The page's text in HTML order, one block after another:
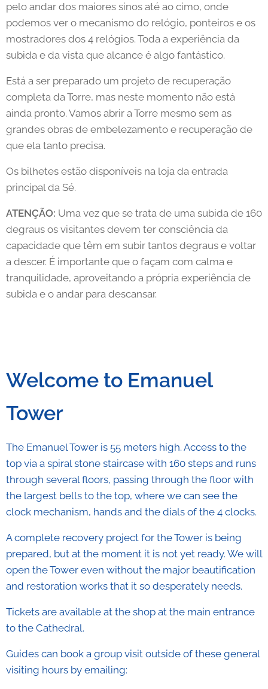
pelo andar dos maiores sinos até ao cimo, onde
podemos ver o mecanismo do relógio, ponteiros e os
mostradores dos 4 relógios. Toda a experiência da
subida e da vista que alcance é algo fantástico.
Está a ser preparado um projeto de recuperação
completa da Torre, mas neste momento não está
ainda pronto. Vamos abrir a Torre mesmo sem as
grandes obras de embelezamento e recuperação de
que ela tanto precisa.
Os bilhetes estão disponíveis na loja da entrada
principal da Sé.
ATENÇÃO: Uma vez que se trata de uma subida de 160
degraus os visitantes devem ter consciência da
capacidade que têm em subir tantos degraus e voltar
a descer. É importante que o façam com calma e
tranquilidade, aproveitando a própria experiência de
subida e o andar para descansar.
Welcome to Emanuel
Tower
The Emanuel Tower is 55 meters high. Access to the
top via a spiral stone staircase with 160 steps and runs
through several floors, passing through the floor with
the largest bells to the top, where we can see the
clock mechanism, hands and the dials of the 4 clocks.
A complete recovery project for the Tower is being
prepared, but at the moment it is not yet ready. We will
open the Tower even without the major beautification
and restoration works that it so desperately needs.
Tickets are available at the shop at the main entrance
to the Cathedral.
Guides can book a group visit outside of these general
visiting hours by emailing: